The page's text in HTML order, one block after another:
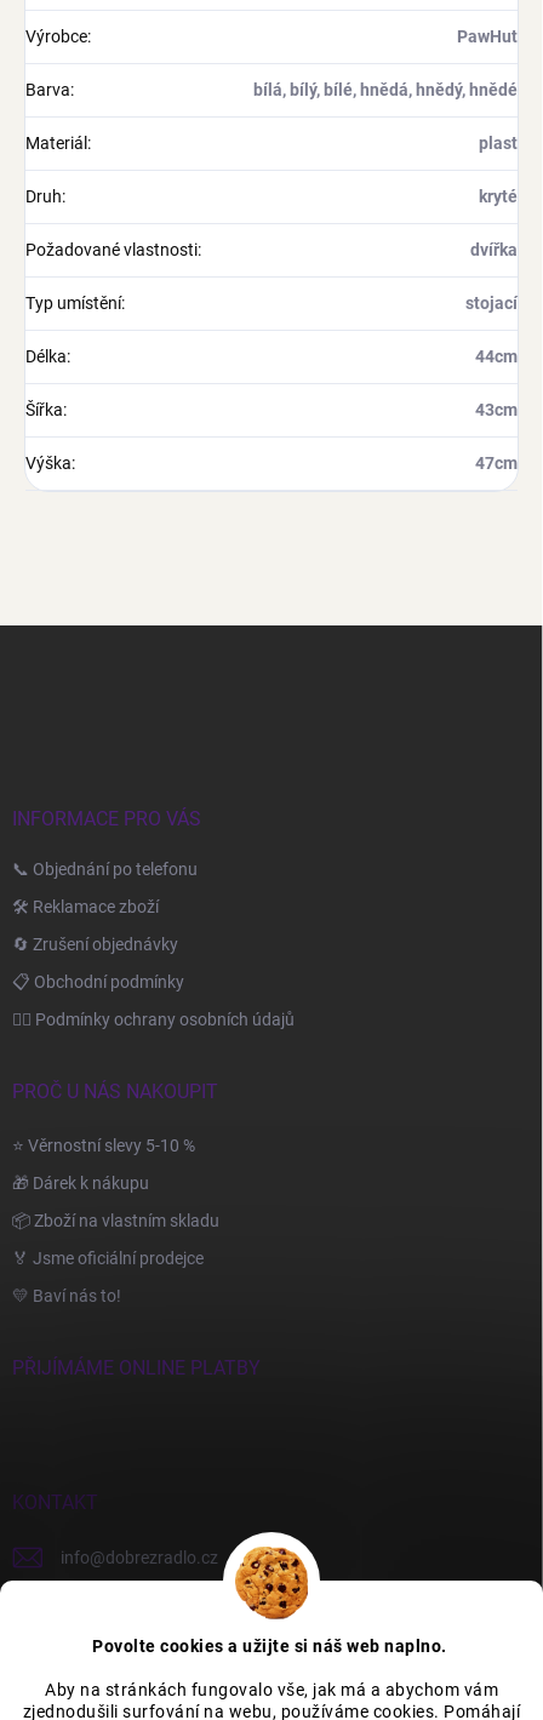
Povolte cookies a užijte si náš web naplno.
Aby na stránkách fungovalo vše, jak má a abychom vám
zjednodušili surfování na webu, používáme cookies. Pomáhají
Výrobce: PawHut
Barva: bílá, bílý, bílé, hnědá, hnědý, hnědé
Materiál : plast
Druh: kryté
Požadované vlastnosti: dvířka
Typ umístění: stojací
Délka: 44cm
Šířka: 43cm
Výška: 47cm
INFORMACE PRO VÁS
📞 Objednání po telefonu
🛠️ Reklamace zboží
🔄 Zrušení objednávky
📋 Obchodní podmínky
🙆‍♂️ Podmínky ochrany osobních údajů
PROČ U NÁS NAKOUPIT
⭐ Věrnostní slevy 5-10 %
🎁 Dárek k nákupu
📦 Zboží na vlastním skladu
🏅 Jsme oficiální prodejce
💛 Baví nás to!
PŘIJÍMÁME ONLINE PLATBY
KONTAKT
info@dobrezradlo.cz